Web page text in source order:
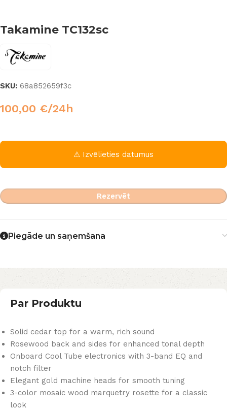
Takamine TC132sc
SKU: 68a852659f3c
100,00 €/24h
⚠ Izvēlieties datumus
Rezervēt
Piegāde un saņemšana
Par Produktu
Solid cedar top for a warm, rich sound
Rosewood back and sides for enhanced tonal depth
Onboard Cool Tube electronics with 3-band EQ and
notch filter
Elegant gold machine heads for smooth tuning
3-color mosaic wood marquetry rosette for a classic
look